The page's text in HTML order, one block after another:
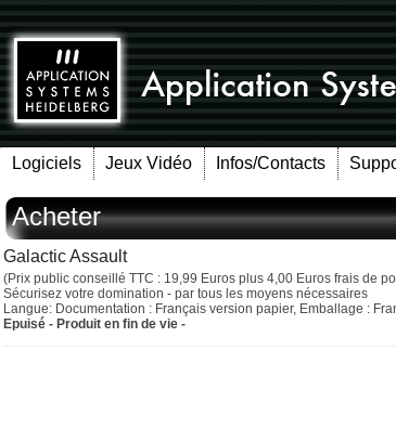
Logiciels Jeux Vidéo Infos/Contacts
Acheter
Galactic Assault
(Prix public conseillé TTC : 19,99 Euros plus 4,00 Euros frais de
Sécurisez votre domination - par tous les moyens nécessaires
Langue: Documentation : Français version papier, Emballage :
Epuisé - Produit en fin de vie -